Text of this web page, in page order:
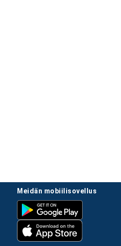
meidän mobiilisovellus